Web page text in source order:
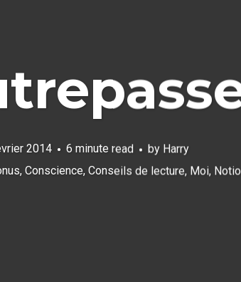
2014 6 minute read by Harry
, Conscience, Conseils de lecture, Moi,